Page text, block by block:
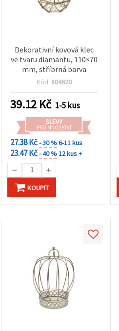
Dekorativní kovová klec
ve tvaru diamantu, 110×70
mm, stříbrná barva
Kód: 804620
39.12 Kč 1-5 kus
SLEVY
PRO MNOŽSTVÍ
27.38 Kč- 30 %6-11 kus
23.47 Kč- 40 %12 kus +
KOUPIT